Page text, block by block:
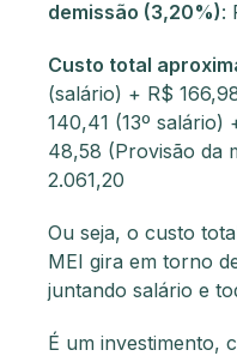
demissão (3,20%):
Custo total
(salário) + R$
140,41 (13º salário)
48,58 (Provisão da
2.061,20
Ou seja, o custo
MEI gira em torno
juntando salário e
É um investimento,